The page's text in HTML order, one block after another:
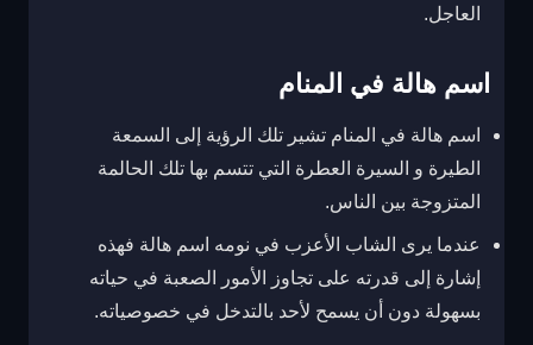
العاجل.
اسم هالة في المنام
اسم هالة في المنام تشير تلك الرؤية إلى السمعة
الطيرة و السيرة العطرة التي تتسم بها تلك الحالمة
المتزوجة بين الناس.
عندما يرى الشاب الأعزب في نومه اسم هالة فهذه
إشارة إلى قدرته على تجاوز الأمور الصعبة في حياته
بسهولة دون أن يسمح لأحد بالتدخل في خصوصياته.